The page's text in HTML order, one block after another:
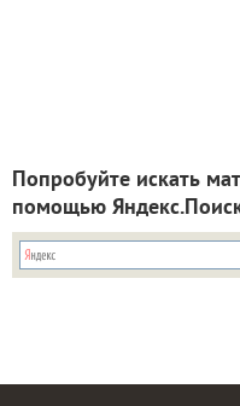
Попробуйте искать
помощью